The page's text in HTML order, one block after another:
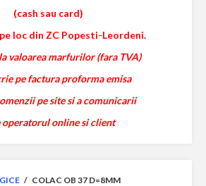
(cash sau card)
loc din ZC Popesti-Leordeni.
valoarea marfurilor (fara TVA)
pe factura proforma emisa
pe site si a comunicarii
operatorul online si client
/ COLAC OB 37 D=8MM